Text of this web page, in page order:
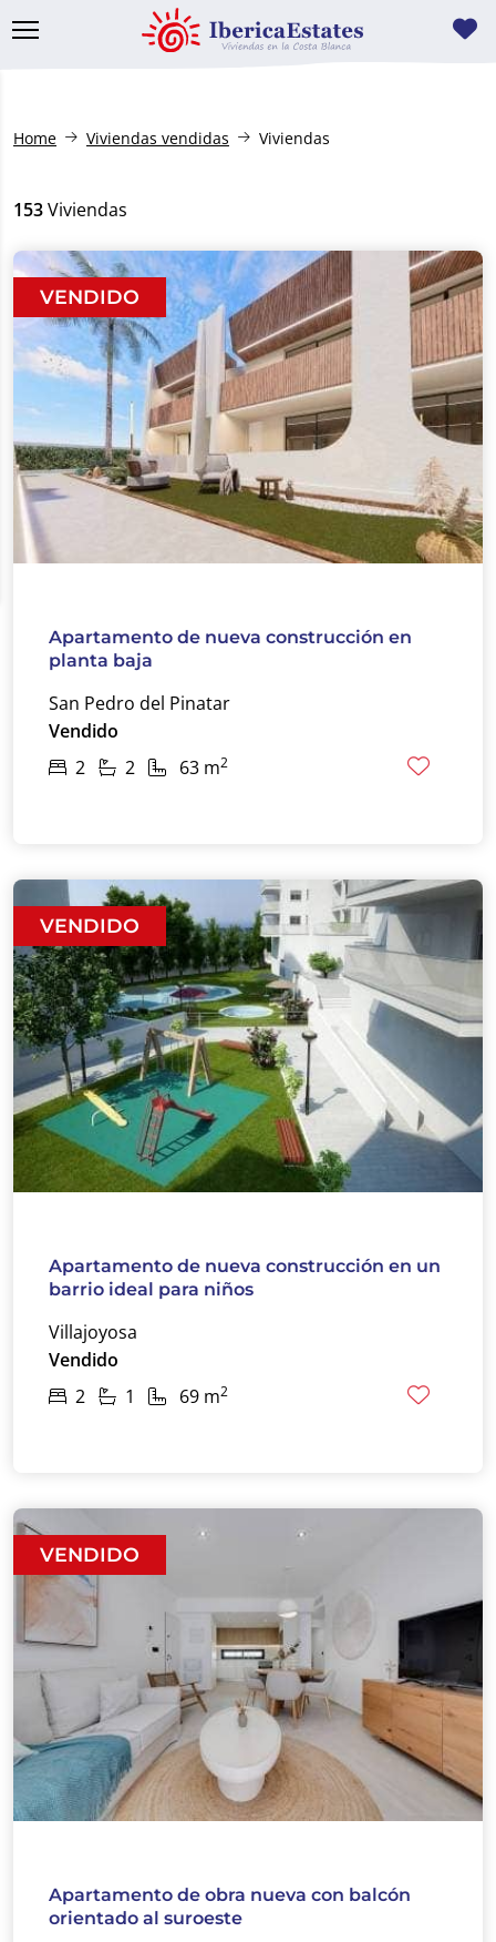
Home Viviendas vendidas Viviendas
153Viviendas
VENDIDO
Apartamento de nueva construcción en
planta baja
San Pedro del Pinatar
Vendido
2
2 63 m2
VENDIDO
Apartamento de nueva construcción en un
barrio ideal para niños
Villajoyosa
Vendido
2
1 69 m2
VENDIDO
Apartamento de obra nueva con balcón
orientado al suroeste